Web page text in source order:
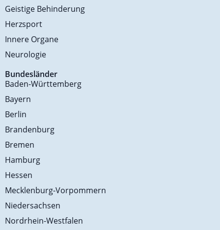
Geistige Behinderung
Herzsport
Innere Organe
Neurologie
Bundesländer
Baden-Württemberg
Bayern
Berlin
Brandenburg
Bremen
Hamburg
Hessen
Mecklenburg-Vorpommern
Niedersachsen
Nordrhein-Westfalen